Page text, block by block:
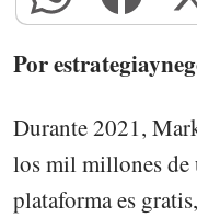
Por
Durante 2021,
los mil millones de
plataforma es